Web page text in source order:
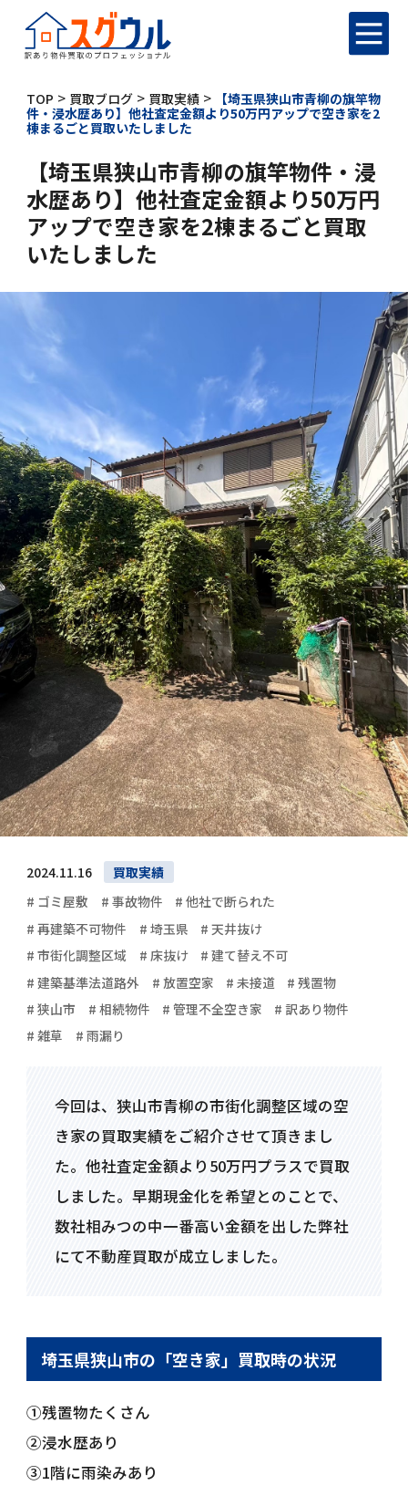
TOP > 買取ブログ > 買取実績 >
【埼玉県狭山市青柳の旗竿物
件・浸水歴あり】他社査定金額より50万円アップで空き家を2
棟まるごと買取いたしました
【埼玉県狭山市青柳の旗竿物件・浸
水歴あり】他社査定金額より50万円
アップで空き家を2棟まるごと買取
いたしました
2024.11.16
買取実績
# ゴミ屋敷
# 事故物件
# 他社で断られた
# 再建築不可物件
# 埼玉県
# 天井抜け
# 市街化調整区域
# 床抜け
# 建て替え不可
# 建築基準法道路外
# 放置空家 # 未接道
# 残置物
# 狭山市
# 相続物件 # 管理不全空き家
# 訳あり物件
# 雑草
# 雨漏り
今回は、狭山市青柳の市街化調整区域の空
き家の買取実績をご紹介させて頂きまし
た。他社査定金額より50万円プラスで買取
しました。早期現金化を希望とのことで、
数社相みつの中一番高い金額を出した弊社
にて不動産買取が成立しました。
埼玉県狭山市の「空き家」買取時の状況
①残置物たくさん
②浸水歴あり
③1階に雨染みあり